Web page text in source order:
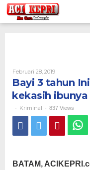
Lewati
ke
konten
Februari 28, 2019Oleh
Bayi 3 tahun
kekasih
- Kriminal - 837 Views
BATAM,